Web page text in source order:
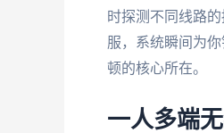
时探测不同线路
服，系统瞬间为
顿的核心所在。
一人多端